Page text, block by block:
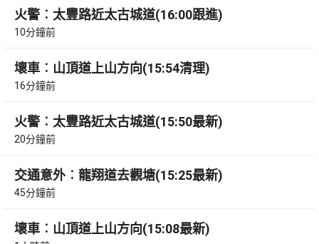
火警︰太豐路近太古城道(16:00跟進)
10分鐘前
壞車︰山頂道上山方向(15:54清理)
16分鐘前
火警︰太豐路近太古城道(15:50最新)
20分鐘前
交通意外︰龍翔道去觀塘(15:25最新)
45分鐘前
壞車︰山頂道上山方向(15:08最新)